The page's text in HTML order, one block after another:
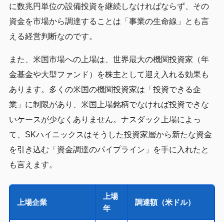
に数兆円単位の設備投資を継続しなければならず、その
資金を市場から調達することは「事業の生命線」とも言
える経営判断なのです。
また、米国市場への上場は、世界最大の機関投資家（年
金基金や大型ファンド）を株主として迎え入れる効果も
あります。多くの米国の機関投資家は「投資できる企
業」に制限があり、米国上場銘柄でなければ投資できな
いケースが少なくありません。ナスダック上場によっ
て、SKハイニックスはそうした投資家層から新たな資金
を引き込む「資金調達のパイプライン」を手に入れたと
も言えます。
上場企業
上場
年
調達額（米ドル）